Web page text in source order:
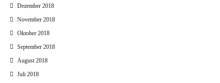
Dezember 2018
November 2018
Oktober 2018
September 2018
August 2018
Juli 2018